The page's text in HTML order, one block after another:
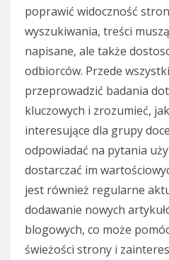
poprawić widoczność
wyszukiwania, treści
napisane, ale także
odbiorców. Przede
przeprowadzić badania
kluczowych i zrozumieć,
interesujące dla grupy
odpowiadać na pytania
dostarczać im
jest również regularne
dodawanie nowych
blogowych, co może
świeżości strony i